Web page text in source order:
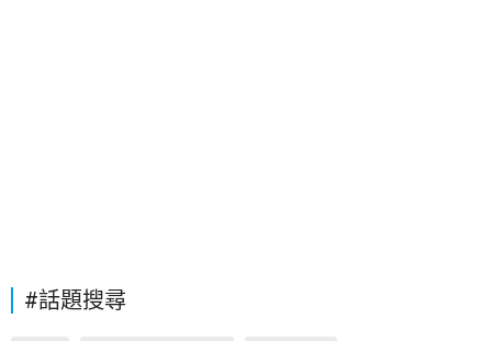
#話題搜尋